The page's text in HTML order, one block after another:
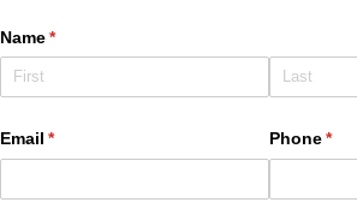
Name*
(required)
Email *
(required) Phone*